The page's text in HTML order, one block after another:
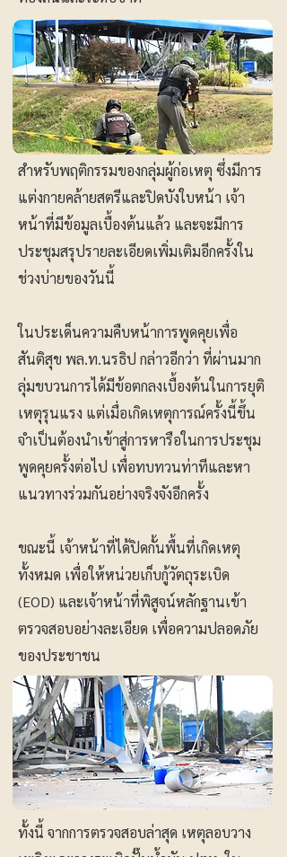
สำหรับพฤติกรรมของกลุ่มผู้ก่อเหตุ ซึ่งมีการ
แต่งกายคล้ายสตรีและปิดบังใบหน้า เจ้า
หน้าที่มีข้อมูลเบื้องต้นแล้ว และจะมีการ
ประชุมสรุปรายละเอียดเพิ่มเติมอีกครั้งใน
ช่วงบ่ายของวันนี้
ในประเด็นความคืบหน้าการพูดคุยเพื่อ
สันติสุข พล.ท.นรธิป กล่าวอีกว่า ที่ผ่านมาก
ลุ่มขบวนการได้มีข้อตกลงเบื้องต้นในการยุติ
เหตุรุนแรง แต่เมื่อเกิดเหตุการณ์ครั้งนี้ขึ้น
จำเป็นต้องนำเข้าสู่การหารือในการประชุม
พูดคุยครั้งต่อไป เพื่อทบทวนท่าทีและหา
แนวทางร่วมกันอย่างจริงจังอีกครั้ง
ขณะนี้ เจ้าหน้าที่ได้ปิดกั้นพื้นที่เกิดเหตุ
ทั้งหมด เพื่อให้หน่วยเก็บกู้วัตถุระเบิด
(EOD) และเจ้าหน้าที่พิสูจน์หลักฐานเข้า
ตรวจสอบอย่างละเอียด เพื่อความปลอดภัย
ของประชาชน
ทั้งนี้ จากการตรวจสอบล่าสุด เหตุลอบวาง